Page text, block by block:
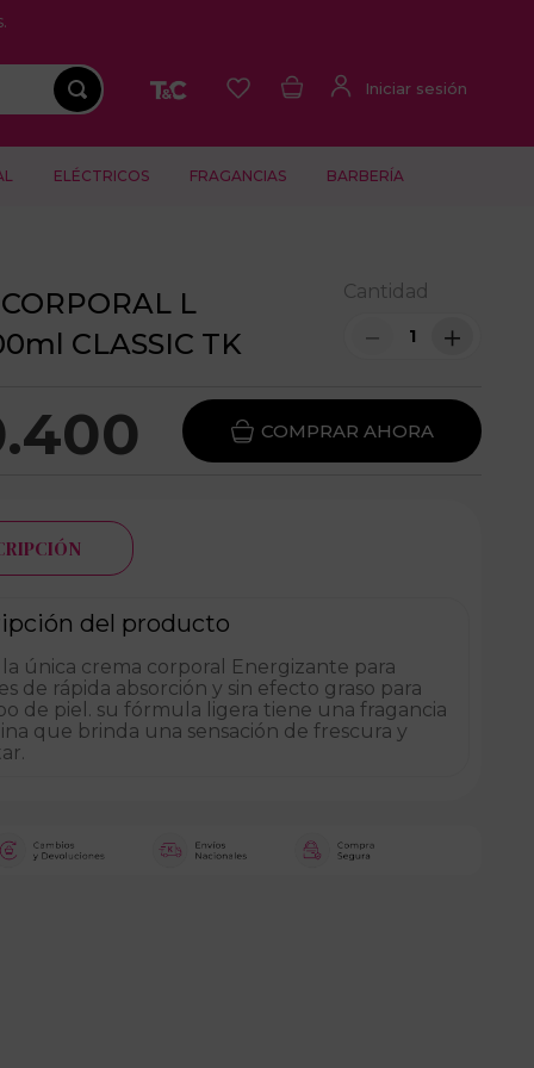
ELÉCTRICOS FRAGANCIAS BARBERÍA
L
CLASSIC TK
Cantidad
＋
－
.400
del producto
la única crema corporal Energizante para
de rápida absorción y sin efecto graso para
de piel. su fórmula ligera tiene una fragancia
que brinda una sensación de frescura y